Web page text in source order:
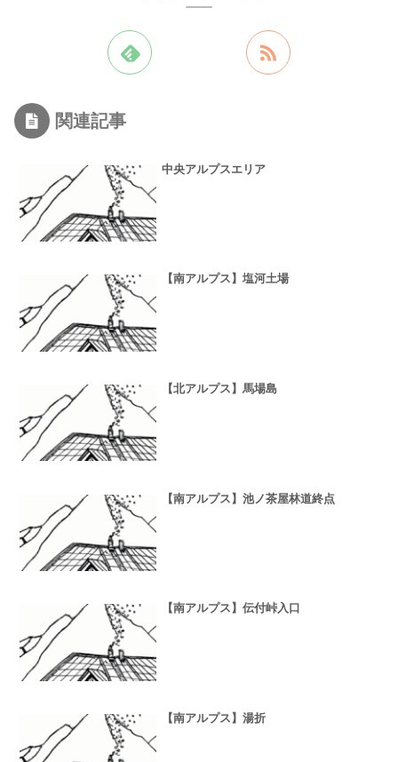
関連記事
中央アルプスエリア
【南アルプス】塩河土場
【北アルプス】馬場島
【南アルプス】池ノ茶屋林道終点
【南アルプス】伝付峠入口
【南アルプス】湯折